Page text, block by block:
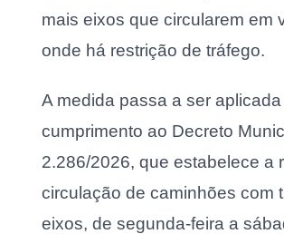
mais eixos que circularem em
onde há restrição de tráfego.
A medida passa a ser aplicada
cumprimento ao Decreto
2.286/2026, que estabelece a
circulação de caminhões com
eixos, de segunda-feira a